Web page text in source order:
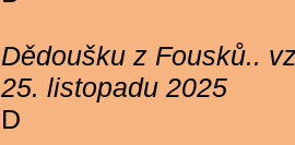
Dědoušku z Fousků..
25. listopadu 2025
D